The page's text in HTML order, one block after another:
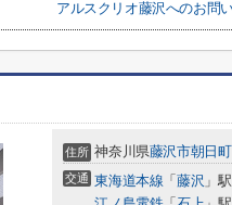
アルスクリオ藤沢へのお問
住所 神奈川県藤沢市朝日町
交通 東海道本線 「 藤沢 」